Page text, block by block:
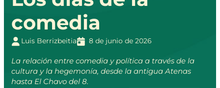
comedia
Luis Berrizbeitia 8 de junio de 2026
La relación entre comedia y política a través de la
cultura y la hegemonía, desde la antigua Atenas
hasta El Chavo del 8.